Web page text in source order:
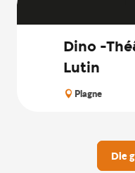
Dino -
Lutin
Plagne
Die